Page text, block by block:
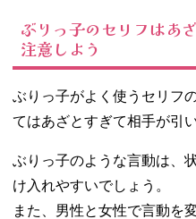
ぶりっ子のセリフはあ
注意しよう
ぶりっ子がよく使うセリフ
てはあざとすぎて相手が引
ぶりっ子のような言動は、
け入れやすいでしょう。
また、男性と女性で言動を